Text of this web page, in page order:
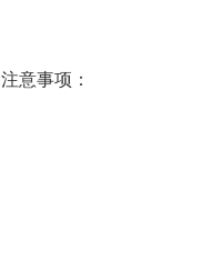
意事项：